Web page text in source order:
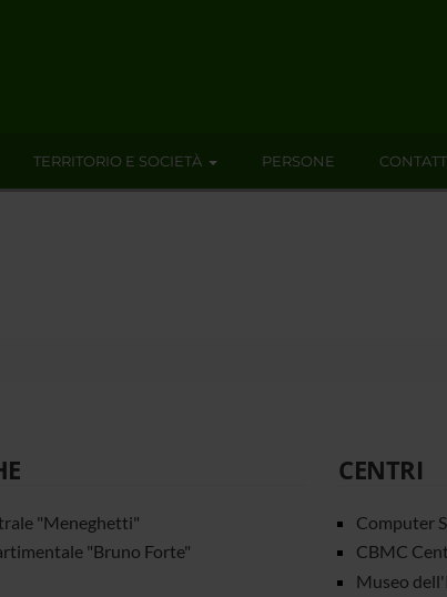
TERRITORIO E SOCIETÀ PERSONE
"Meneghetti"
"Bruno Forte"
CENTRI
Computer
CBMC
Museo